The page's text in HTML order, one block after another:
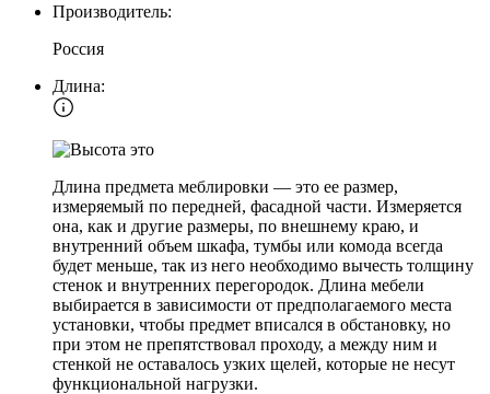
Производитель:
Россия
Длина:
Длина предмета меблировки — это ее размер,
измеряемый по передней, фасадной части. Измеряется
она, как и другие размеры, по внешнему краю, и
внутренний объем шкафа, тумбы или комода всегда
будет меньше, так из него необходимо вычесть толщину
стенок и внутренних перегородок. Длина мебели
выбирается в зависимости от предполагаемого места
установки, чтобы предмет вписался в обстановку, но
при этом не препятствовал проходу, а между ним и
стенкой не оставалось узких щелей, которые не несут
функциональной нагрузки.